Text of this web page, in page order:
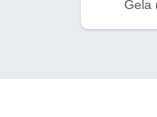
Gela